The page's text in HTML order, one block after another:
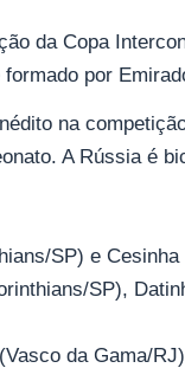
da Copa
por
na
A Rússia é
SP) e
SP),
da Gama/RJ)